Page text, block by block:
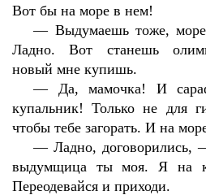
Вот бы на море в нем!
— Выдумаешь тоже,
Ладно. Вот станешь
новый мне купишь.
— Да, мамочка! И
купальник! Только не для
чтобы тебе загорать. И на
—Ладно,
выдумщица ты моя. Я на
Переодевайся и приходи.